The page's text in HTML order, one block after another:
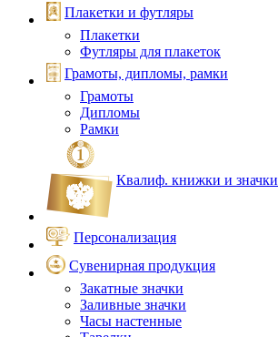
Плакетки и футляры
Плакетки
Футляры для плакеток
Грамоты, дипломы, рамки
Грамоты
Дипломы
Рамки
Квалиф. книжки и значки
Персонализация
Сувенирная продукция
Закатные значки
Заливные значки
Часы настенные